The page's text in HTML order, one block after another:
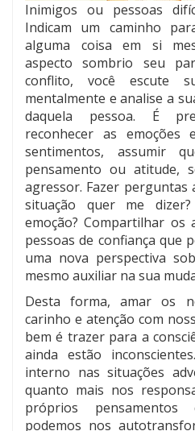
Inimigos ou pessoas
Indicam um caminho
alguma coisa em si
aspecto sombrio seu
conflito, você escute
mentalmente e analise a
daquela pessoa. É
reconhecer as emoções
sentimentos, assumir
pensamento ou atitude,
agressor. Fazer perguntas
situação quer me
emoção? Compartilhar os
pessoas de confiança que
uma nova perspectiva
mesmo auxiliar na sua
Desta forma, amar os
carinho e atenção com
bem é trazer para a
ainda estão
interno nas situações
quanto mais nos
próprios
podemos nos